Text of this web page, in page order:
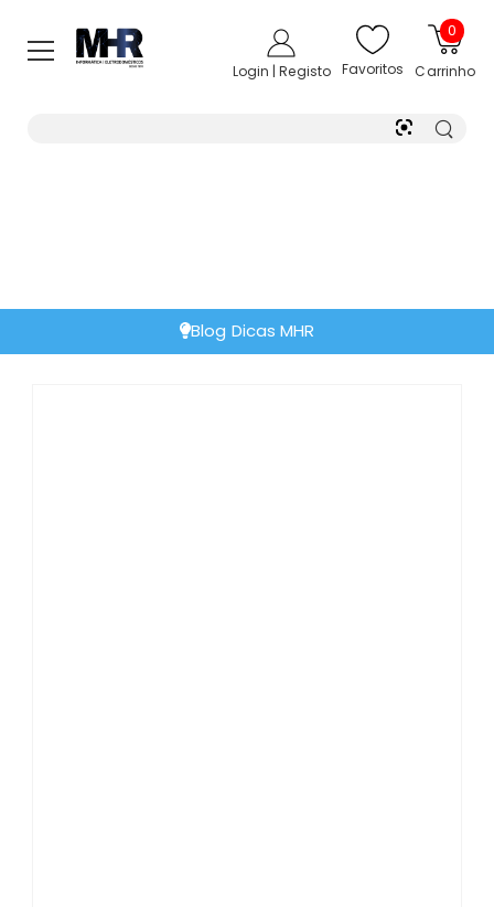
Login | Registo Favoritos
0
Carrinho
Blog Dicas MHR